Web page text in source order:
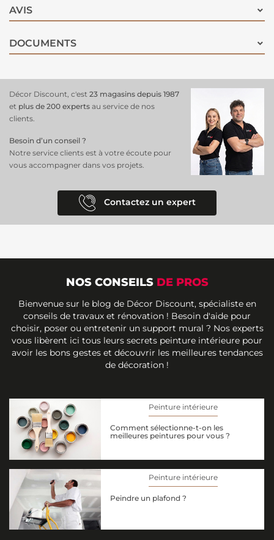
AVIS
DOCUMENTS
Décor Discount, c'est 23 magasins depuis 1987
et plus de 200 experts au service de nos
clients.
Besoin d’un conseil ?
Notre service clients est à votre écoute pour
vous accompagner dans vos projets.
Contactez un expert
NOS CONSEILS DE PROS
Bienvenue sur le blog de Décor Discount, spécialiste en
conseils de travaux et rénovation ! Besoin d'aide pour
choisir, poser ou entretenir un support mural ? Nos experts
vous libèrent ici tous leurs secrets peinture intérieure pour
avoir les bons gestes et découvrir les meilleures tendances
de décoration !
Peinture intérieure
Comment sélectionne-t-on les
meilleures peintures pour vous ?
Peinture intérieure
Peindre un plafond ?